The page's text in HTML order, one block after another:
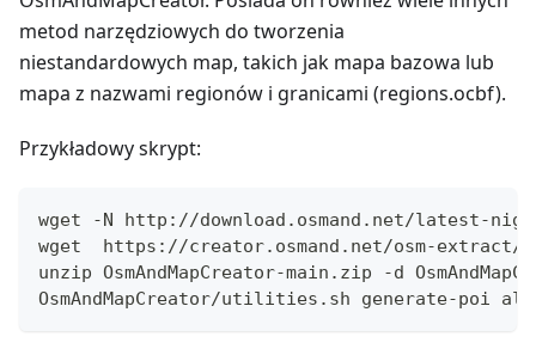
metod narzędziowych do tworzenia
niestandardowych map, takich jak mapa bazowa lub
mapa z nazwami regionów i granicami (regions.ocbf).
Przykładowy skrypt:
wget -N http://download.osmand.net/latest-
wget  https://creator.osmand.net/osm-extract/
unzip OsmAndMapCreator-main.zip -d
OsmAndMapCreator/utilities.sh generate-poi